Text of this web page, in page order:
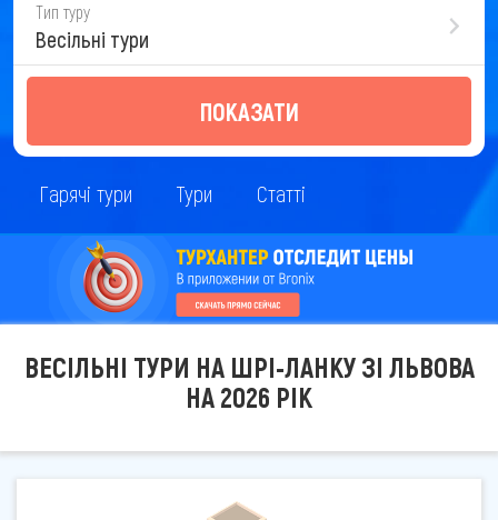
Тип туру
Весільні тури
ПОКАЗАТИ
Гарячі тури Тури Статті
ВЕСІЛЬНІ ТУРИ НА ШРІ-ЛАНКУ ЗІ ЛЬВОВА
НА 2026 РІК